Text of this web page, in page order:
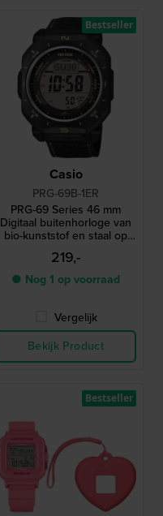
Casio
PRG-69B-1ER
PRG-69 Series 46 mm
Digitaal buitenhorloge van
bio-kunststof en staal op
zonne-energie
219,-
● Nog 1 op voorraad
Vergelijk
Bekijk Product
Bestseller
Bestseller